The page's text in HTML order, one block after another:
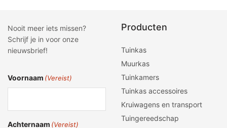
Nooit meer iets missen?
Schrijf je in voor onze
nieuwsbrief!
Voornaam (Vereist)
Achternaam (Vereist)
Producten
Tuinkas
Muurkas
Tuinkamers
Tuinkas accessoires
Kruiwagens en transport
Tuingereedschap